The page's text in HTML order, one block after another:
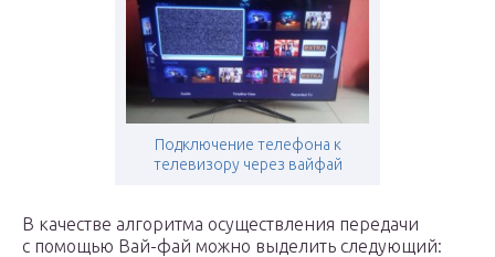
Подключение телефона к
телевизору через вайфай
В качестве алгоритма осуществления передачи
с помощью Вай-фай можно выделить следующий: